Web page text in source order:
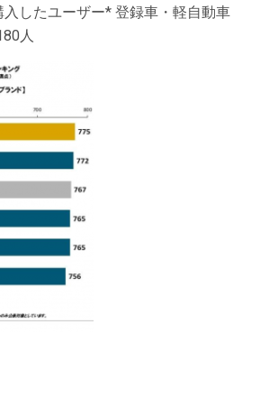
入したユーザー* 登録車・軽自動車
人